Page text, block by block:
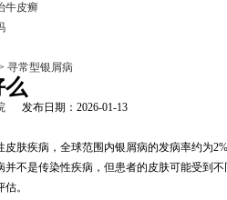
牛皮癣
寻常型银屑病
么
发布日期：2026-01-13
肤疾病，全球范围内银屑病的发病率约为
不是传染性疾病，但患者的皮肤可能受到
。